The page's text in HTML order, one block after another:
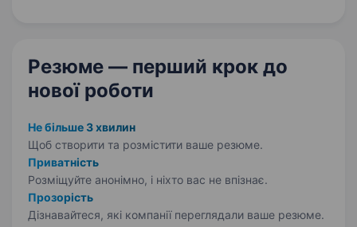
надійного…
Резюме — перший крок до
нової роботи
Не більше 3 хвилин
Щоб створити та розмістити ваше резюме.
Приватність
Розміщуйте анонімно, і ніхто вас не впізнає.
Прозорість
Дізнавайтеся, які компанії переглядали ваше резюме.